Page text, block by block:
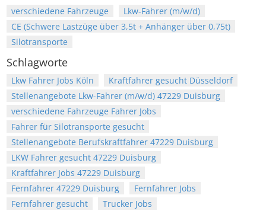
verschiedene Fahrzeuge
Lkw-Fahrer (m/w/d)
CE (Schwere Lastzüge über 3,5t + Anhänger über 0,75t)
Silotransporte
Schlagworte
Lkw Fahrer Jobs Köln
Kraftfahrer gesucht Düsseldorf
Stellenangebote Lkw-Fahrer (m/w/d) 47229 Duisburg
verschiedene Fahrzeuge Fahrer Jobs
Fahrer für Silotransporte gesucht
Stellenangebote Berufskraftfahrer 47229 Duisburg
LKW Fahrer gesucht 47229 Duisburg
Kraftfahrer Jobs 47229 Duisburg
Fernfahrer 47229 Duisburg
Fernfahrer Jobs
Fernfahrer gesucht
Trucker Jobs